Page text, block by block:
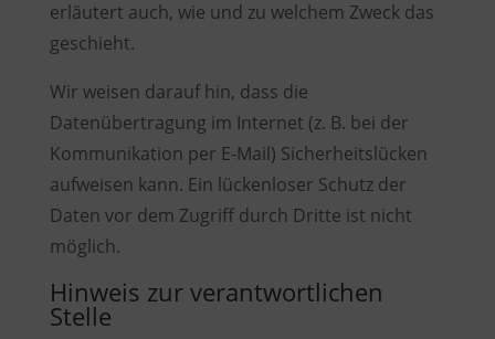
erläutert auch, wie und zu welchem Zweck das
geschieht.
Wir weisen darauf hin, dass die
Datenübertragung im Internet (z. B. bei der
Kommunikation per E-Mail) Sicherheitslücken
aufweisen kann. Ein lückenloser Schutz der
Daten vor dem Zugriff durch Dritte ist nicht
möglich.
Hinweis zur verantwortlichen
Stelle